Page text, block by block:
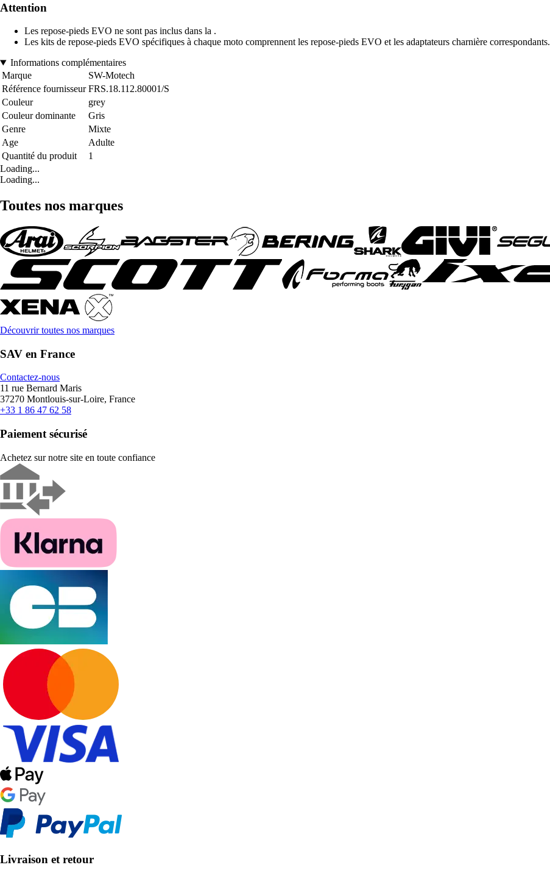
Attention
Les repose-pieds EVO ne sont pas inclus dans la .
Les kits de repose-pieds EVO spécifiques à chaque moto comprennent les repose-pieds EVO et les adaptateurs charnière correspondants.
Informations complémentaires
Marque
SW-Motech
Référence fournisseur FRS.18.112.80001/S
Couleur
grey
Couleur dominante
Gris
Genre
Mixte
Age
Adulte
Quantité du produit
1
Loading...
Loading...
Toutes nos marques
Découvrir toutes nos marques
SAV en France
Contactez-nous
11 rue Bernard Maris
37270 Montlouis-sur-Loire, France
+33 1 86 47 62 58
Paiement sécurisé
Achetez sur notre site en toute confiance
Livraison et retour